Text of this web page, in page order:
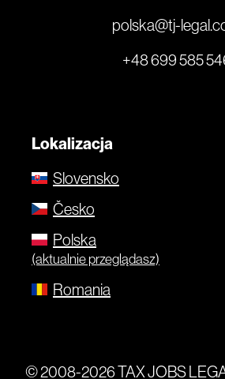
polska@tj-
+48 699 585
Lokalizacja
Slovensko
Česko
Polska
(aktualnie przeglądasz)
Romania
© 2008-2026 TAX JOBS